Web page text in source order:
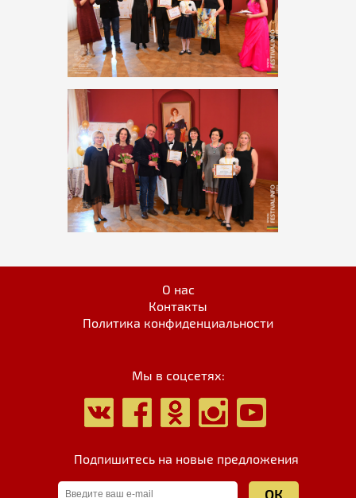
О нас
Контакты
Политика конфиденциальности
Мы в соцсетях:
Подпишитесь на новые предложения